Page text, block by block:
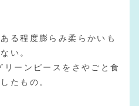
る程度膨らみ柔らかいも
い。
ーンピースをさやごと食
たもの。